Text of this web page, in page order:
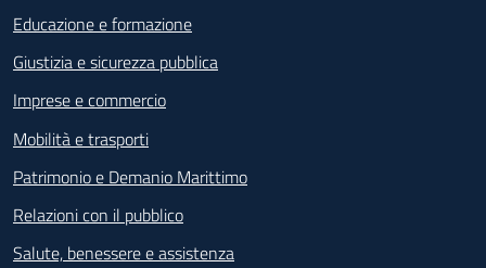
Educazione e formazione
Giustizia e sicurezza pubblica
Imprese e commercio
Mobilità e trasporti
Patrimonio e Demanio Marittimo
Relazioni con il pubblico
Salute, benessere e assistenza